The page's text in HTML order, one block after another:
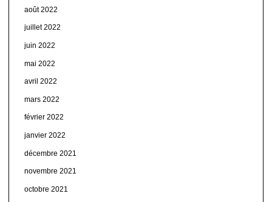
août 2022
juillet 2022
juin 2022
mai 2022
avril 2022
mars 2022
février 2022
janvier 2022
décembre 2021
novembre 2021
octobre 2021